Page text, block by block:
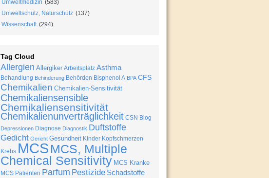
Umweltmedizin (583)
Umweltschutz, Naturschutz (137)
Wissenschaft (294)
Tag Cloud
Allergien Allergiker Arbeitsplatz Asthma
Behandlung Behinderung Behörden Bisphenol A BPA CFS
Chemikalien Chemikalien-Sensitivität
Chemikaliensensible
Chemikaliensensitivität
Chemikalienunverträglichkeit CSN Blog
Depressionen Diagnose Diagnostik Duftstoffe
Gedicht Gericht Gesundheit Kinder Kopfschmerzen
Krebs MCS MCS, Multiple
Chemical Sensitivity MCS Kranke
MCS Patienten Parfum Pestizide Schadstoffe